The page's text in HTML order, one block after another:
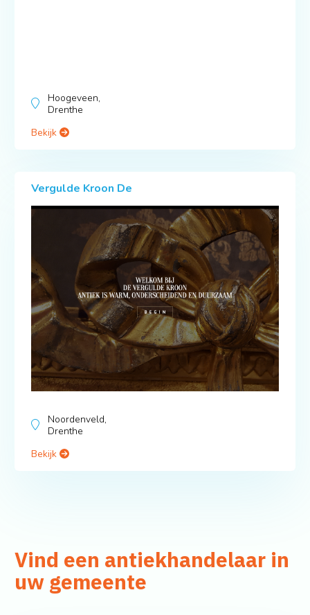
Hoogeveen,
Drenthe
Bekijk
Vergulde Kroon De
Noordenveld,
Drenthe
Bekijk
Vind een antiekhandelaar in
uw gemeente